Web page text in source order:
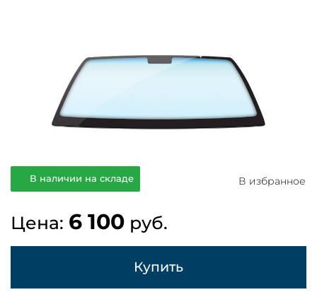
В наличии на складе В избранное
Цена: 6 100 руб.
Купить